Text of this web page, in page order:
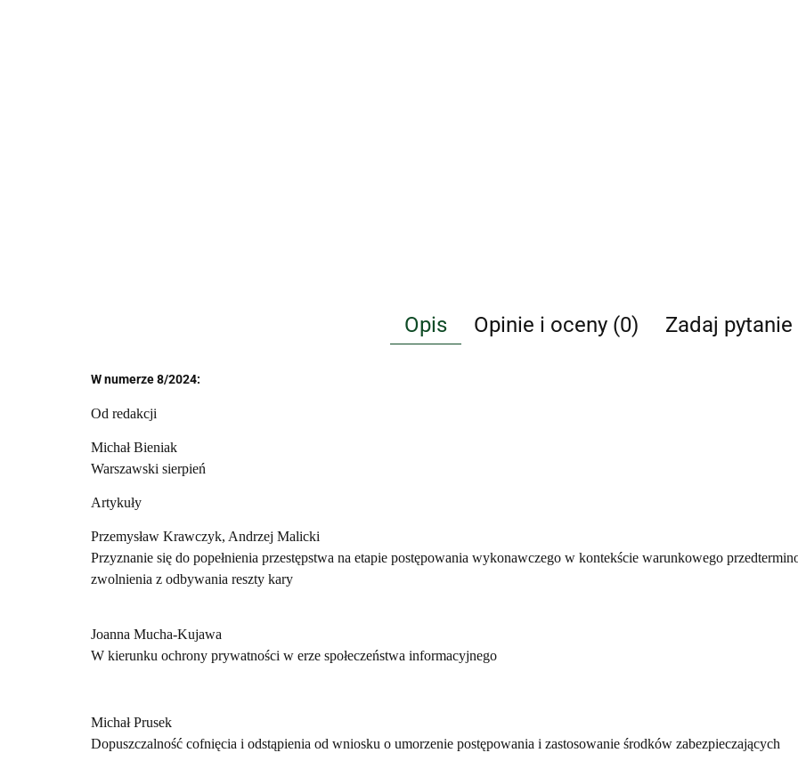
Opis Opinie i oceny (0) Zadaj pytanie
W numerze 8/2024:
Od redakcji
Michał Bieniak
Warszawski sierpień
Artykuły
Przemysław Krawczyk, Andrzej Malicki
Przyznanie się do popełnienia przestępstwa na etapie postępowania wykonawczego w kontekście warunkowego
zwolnienia z odbywania reszty kary
Joanna Mucha-Kujawa
W kierunku ochrony prywatności w erze społeczeństwa informacyjnego
Michał Prusek
Dopuszczalność cofnięcia i odstąpienia od wniosku o umorzenie postępowania i zastosowanie środków zabezpieczających